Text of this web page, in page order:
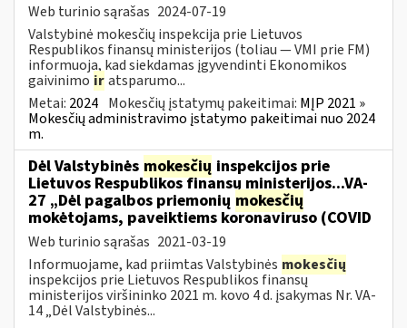
Web turinio sąrašas 2024-07-19
Valstybinė mokesčių inspekcija prie Lietuvos
Respublikos finansų ministerijos (toliau — VMI prie FM)
informuoja, kad siekdamas įgyvendinti Ekonomikos
gaivinimo iratsparumo...
Metai: 2024 Mokesčių įstatymų pakeitimai: MĮP 2021 »
Mokesčių administravimo įstatymo pakeitimai nuo 2024
m.
Dėl Valstybinės mokesčių inspekcijos prie
Lietuvos Respublikos finansų ministerijos...VA-
27 „Dėl pagalbos priemonių mokesčių
mokėtojams, paveiktiems koronaviruso (COVID
Web turinio sąrašas 2021-03-19
Informuojame, kad priimtas Valstybinės mokesčių
inspekcijos prie Lietuvos Respublikos finansų
ministerijos viršininko 2021 m. kovo 4 d. įsakymas Nr. VA-
14 „Dėl Valstybinės...